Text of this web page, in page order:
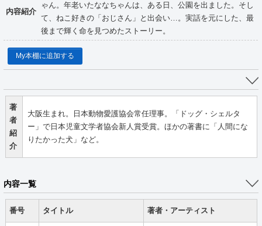
内容紹介
ゃん。年老いたななちゃんは、ある日、公園を出ました。そし
て、ねこ好きの「おじさん」と出会い…。実話を元にした、最
後まで輝く命を見つめたストーリー。
My本棚に追加する
著
者
紹
介
大阪生まれ。日本動物愛護協会常任理事。「ドッグ・シェルタ
ー」で日本児童文学者協会新人賞受賞。ほかの著書に「人間にな
りたかった犬」など。
内容一覧
番号 タイトル 著者・アーティスト